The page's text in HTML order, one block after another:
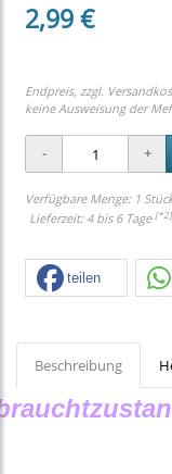
2,99 €
Endpreis, zzgl.
keine Ausweisung der
Verfügbare Menge: 1
Lieferzeit: 4 bis 6 Tage [*2]
teilen
Beschreibung